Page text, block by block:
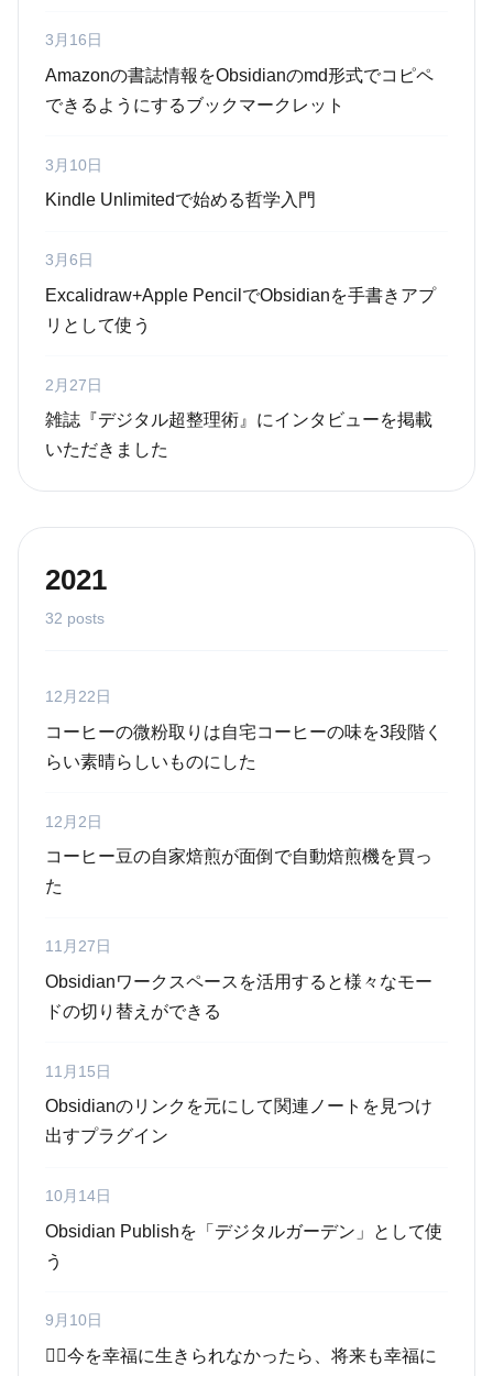
3月16日
Amazonの書誌情報をObsidianのmd形式でコピペ
できるようにするブックマークレット
3月10日
Kindle Unlimitedで始める哲学入門
3月6日
Excalidraw+Apple PencilでObsidianを手書きアプ
リとして使う
2月27日
雑誌『デジタル超整理術』にインタビューを掲載
いただきました
2021
32 posts
12月22日
コーヒーの微粉取りは自宅コーヒーの味を3段階く
らい素晴らしいものにした
12月2日
コーヒー豆の自家焙煎が面倒で自動焙煎機を買っ
た
11月27日
Obsidianワークスペースを活用すると様々なモー
ドの切り替えができる
11月15日
Obsidianのリンクを元にして関連ノートを見つけ
出すプラグイン
10月14日
Obsidian Publishを「デジタルガーデン」として使
う
9月10日
🧘‍♂️今を幸福に生きられなかったら、将来も幸福に